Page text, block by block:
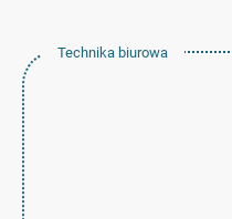
Technika biurowa